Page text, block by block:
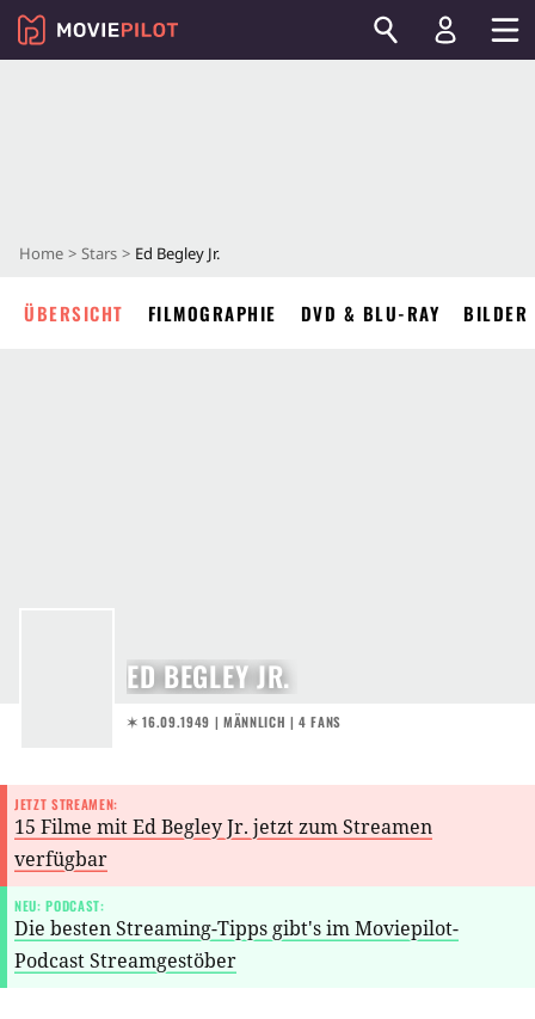
Home Stars Ed Begley Jr.
ÜBERSICHT FILMOGRAPHIE DVD & BLU-RAY BILDER
ED BEGLEY JR.
✶ 16.09.1949 | MÄNNLICH | 4 FANS
JETZT STREAMEN:
15 Filme mit Ed Begley Jr. jetzt zum Streamen
verfügbar
NEU: PODCAST:
Die besten Streaming-Tipps gibt's im Moviepilot-
Podcast Streamgestöber